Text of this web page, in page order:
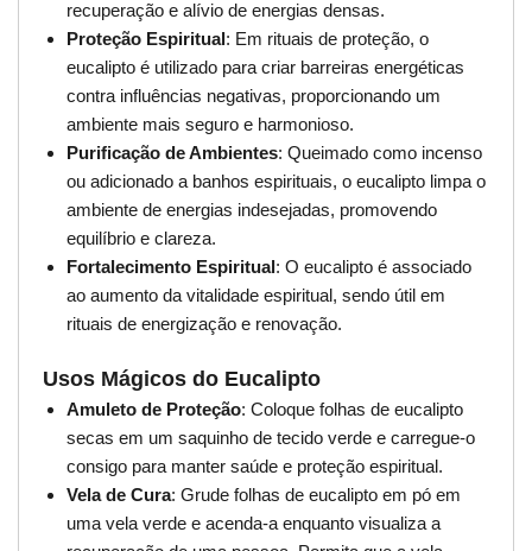
recuperação e alívio de energias densas.
Proteção Espiritual: Em rituais de proteção, o
eucalipto é utilizado para criar barreiras energéticas
contra influências negativas, proporcionando um
ambiente mais seguro e harmonioso.
Purificação de Ambientes: Queimado como incenso
ou adicionado a banhos espirituais, o eucalipto limpa o
ambiente de energias indesejadas, promovendo
equilíbrio e clareza.
Fortalecimento Espiritual: O eucalipto é associado
ao aumento da vitalidade espiritual, sendo útil em
rituais de energização e renovação.
Usos Mágicos do Eucalipto
Amuleto de Proteção: Coloque folhas de eucalipto
secas em um saquinho de tecido verde e carregue-o
consigo para manter saúde e proteção espiritual.
Vela de Cura: Grude folhas de eucalipto em pó em
uma vela verde e acenda-a enquanto visualiza a